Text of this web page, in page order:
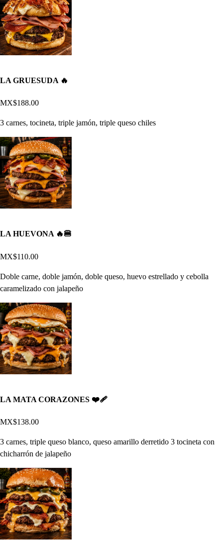
LA GRUESUDA 🔥
MX$188.00
3 carnes, tocineta, triple jamón, triple queso chiles
LA HUEVONA 🔥🍔
MX$110.00
Doble carne, doble jamón, doble queso, huevo estrellado y cebolla
caramelizado con jalapeño
LA MATA CORAZONES ❤️‍🩹
MX$138.00
3 carnes, triple queso blanco, queso amarillo derretido 3 tocineta con
chicharrón de jalapeño